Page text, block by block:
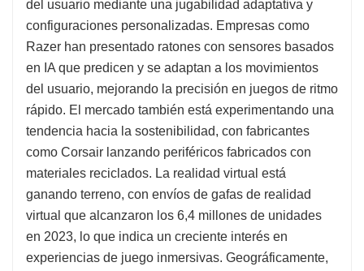
del usuario mediante una jugabilidad adaptativa y
configuraciones personalizadas. Empresas como
Razer han presentado ratones con sensores basados ​​
en IA que predicen y se adaptan a los movimientos
del usuario, mejorando la precisión en juegos de ritmo
rápido. El mercado también está experimentando una
tendencia hacia la sostenibilidad, con fabricantes
como Corsair lanzando periféricos fabricados con
materiales reciclados. La realidad virtual está
ganando terreno, con envíos de gafas de realidad
virtual que alcanzaron los 6,4 millones de unidades
en 2023, lo que indica un creciente interés en
experiencias de juego inmersivas. Geográficamente,